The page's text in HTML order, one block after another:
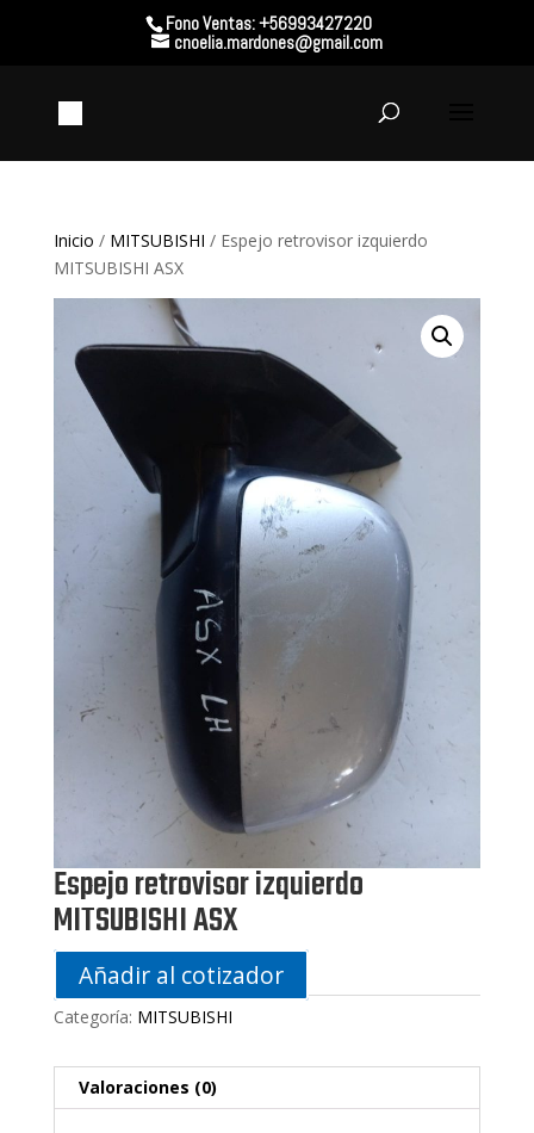
Fono Ventas: +56993427220
cnoelia.mardones@gmail.com
Inicio / MITSUBISHI / Espejo retrovisor izquierdo
MITSUBISHI ASX
Espejo retrovisor izquierdo
MITSUBISHI ASX
Añadir al cotizador
Categoría: MITSUBISHI
Valoraciones (0)